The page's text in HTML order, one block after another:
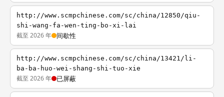
http://www.scmpchinese.com/sc/china/12850/qiu-
shi-wang-fa-wen-ting-bo-xi-lai
截至 2026 年 间歇性
http://www.scmpchinese.com/sc/china/13421/li-
ba-ba-huo-wei-shang-shi-tuo-xie
截至 2026 年 已屏蔽